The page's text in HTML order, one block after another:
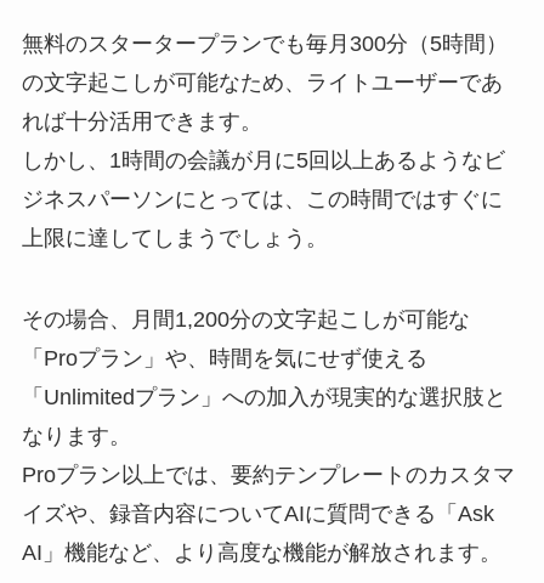
無料のスタータープランでも毎月300分（5時間）
の文字起こしが可能なため、ライトユーザーであ
れば十分活用できます。
しかし、1時間の会議が月に5回以上あるようなビ
ジネスパーソンにとっては、この時間ではすぐに
上限に達してしまうでしょう。
その場合、月間1,200分の文字起こしが可能な
「Proプラン」や、時間を気にせず使える
「Unlimitedプラン」への加入が現実的な選択肢と
なります。
Proプラン以上では、要約テンプレートのカスタマ
イズや、録音内容についてAIに質問できる「Ask
AI」機能など、より高度な機能が解放されます。